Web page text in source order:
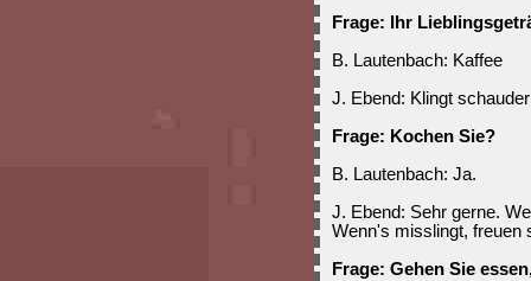
Frage: Ihr
B. Lautenbach: Kaffee
J. Ebend: Klingt
Frage: Kochen Sie?
B. Lautenbach: Ja.
J. Ebend: Sehr gerne.
Wenn's misslingt, freuen
Frage: Gehen Sie